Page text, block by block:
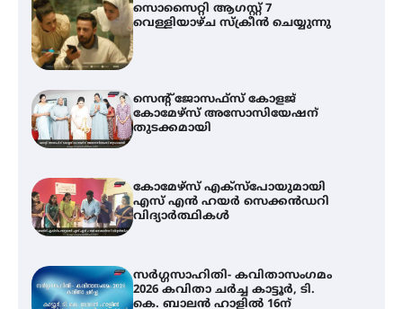
സൊസൈറ്റി ആഗസ്റ്റ് 7
വെള്ളിയാഴ്ച സ്‌ക്രീൻ ചെയ്യുന്നു
സെന്റ് ജോസഫ്സ് കോളജ്
കോമേഴ്‌സ് അസോസിയേഷന്
തുടക്കമായി
കോമേഴ്സ് എക്സ്പോയുമായി
എസ് എൻ ഹയർ സെക്കൻഡറി
വിദ്യാർത്ഥികൾ
സർഗ്ഗസാഹിതി- കവിതാസംഗമം
2026 കവിതാ ചർച്ച കാട്ടൂർ, ടി.
കെ. ബാലൻ ഹാളിൽ 16ന്